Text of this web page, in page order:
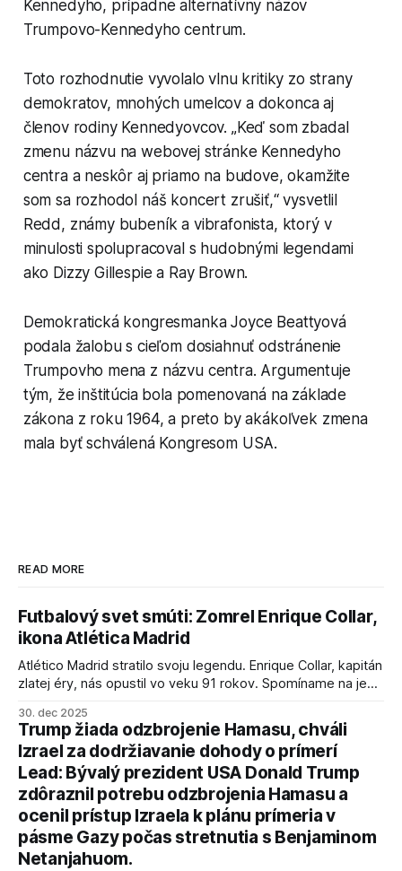
Kennedyho, prípadne alternatívny názov
Trumpovo-Kennedyho centrum.
Toto rozhodnutie vyvolalo vlnu kritiky zo strany
demokratov, mnohých umelcov a dokonca aj
členov rodiny Kennedyovcov. „Keď som zbadal
zmenu názvu na webovej stránke Kennedyho
centra a neskôr aj priamo na budove, okamžite
som sa rozhodol náš koncert zrušiť,“ vysvetlil
Redd, známy bubeník a vibrafonista, ktorý v
minulosti spolupracoval s hudobnými legendami
ako Dizzy Gillespie a Ray Brown.
Demokratická kongresmanka Joyce Beattyová
podala žalobu s cieľom dosiahnuť odstránenie
Trumpovho mena z názvu centra. Argumentuje
tým, že inštitúcia bola pomenovaná na základe
zákona z roku 1964, a preto by akákoľvek zmena
mala byť schválená Kongresom USA.
READ MORE
Futbalový svet smúti: Zomrel Enrique Collar,
ikona Atlética Madrid
Atlético Madrid stratilo svoju legendu. Enrique Collar, kapitán
zlatej éry, nás opustil vo veku 91 rokov. Spomíname na jeho
30. dec 2025
Trump žiada odzbrojenie Hamasu, chváli
Izrael za dodržiavanie dohody o prímerí
Lead: Bývalý prezident USA Donald Trump
zdôraznil potrebu odzbrojenia Hamasu a
ocenil prístup Izraela k plánu prímeria v
pásme Gazy počas stretnutia s Benjaminom
Netanjahuom.